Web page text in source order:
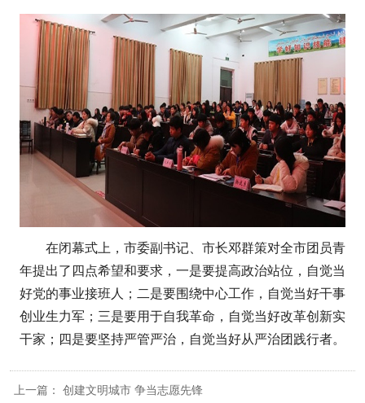
在闭幕式上，市委副书记、市长邓群策对全市团员青
年提出了四点希望和要求，一是要提高政治站位，自觉当
好党的事业接班人；二是要围绕中心工作，自觉当好干事
创业生力军；三是要用于自我革命，自觉当好改革创新实
干家；四是要坚持严管严治，自觉当好从严治团践行者。
上一篇： 创建文明城市 争当志愿先锋